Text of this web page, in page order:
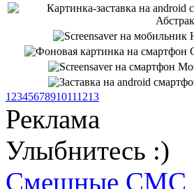
1 2345678910111213
Реклама
Улыбнитесь :)
Смешные СМС